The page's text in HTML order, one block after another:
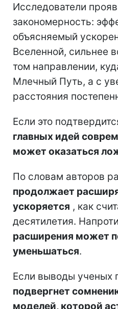
Исследователи
закономерность:
объясняемый
Вселенной, сильнее
том направлении,
Млечный Путь, а с
расстояния
Если это
главных идей
может оказаться
По словам авторов
продолжает
ускоряется , как
десятилетия.
расширения может
уменьшаться.
Если выводы ученых
подвергнет
моделей, которой